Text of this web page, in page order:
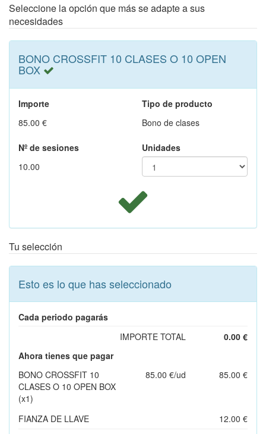
Seleccione la opción que más se adapte a sus
necesidades
BONO CROSSFIT 10 CLASES O 10 OPEN
BOX
Importe
85.00 €
Tipo de producto
Bono de clases
Nº de sesiones
10.00
Unidades
Tu selección
Esto es lo que has seleccionado
Cada periodo pagarás
IMPORTE TOTAL
0.00 €
Ahora tienes que pagar
BONO CROSSFIT 10
CLASES O 10 OPEN BOX
(x1)
85.00 €/ud 85.00 €
FIANZA DE LLAVE
12.00 €